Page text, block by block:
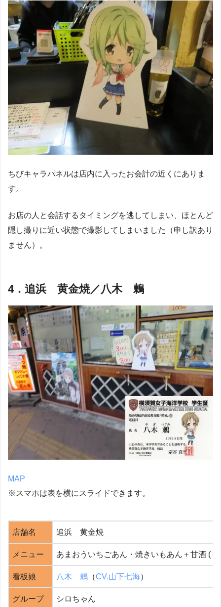
ちびキャラパネルは店内に入ったお会計の近くにありま
す。
お店の人と会話するタイミングを逃してしまい、ほとんど
隠し撮りに近い状態で撮影してしまいました（申し訳あり
ません）。
4．追浜 黄金焼／八木 鶫
MAP
※スマホは表を横にスライドできます。
店舗名 追浜 黄金焼
メニュー あまおういちごあん・焼きいもあん＋甘酒 (￥
看板娘 八木 鶫 （CV.山下七海）
グループ シロちゃん